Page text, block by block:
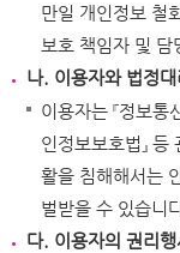
만일 개인정보 철
보호 책임자 및 담
나. 이용자와 법정
이용자는 『정보통
인정보보호법』
활을 침해해서는
벌받을 수 있습니
다. 이용자의 권리행